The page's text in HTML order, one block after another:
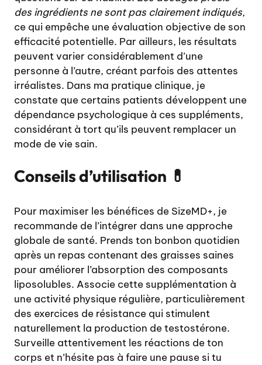
des ingrédients ne sont pas clairement indiqués,
ce qui empêche une évaluation objective de son
efficacité potentielle. Par ailleurs, les résultats
peuvent varier considérablement d’une
personne à l’autre, créant parfois des attentes
irréalistes. Dans ma pratique clinique, je
constate que certains patients développent une
dépendance psychologique à ces suppléments,
considérant à tort qu’ils peuvent remplacer un
mode de vie sain.
Conseils d’utilisation 💊
Pour maximiser les bénéfices de SizeMD+, je
recommande de l’intégrer dans une approche
globale de santé. Prends ton bonbon quotidien
après un repas contenant des graisses saines
pour améliorer l’absorption des composants
liposolubles. Associe cette supplémentation à
une activité physique régulière, particulièrement
des exercices de résistance qui stimulent
naturellement la production de testostérone.
Surveille attentivement les réactions de ton
corps et n’hésite pas à faire une pause si tu